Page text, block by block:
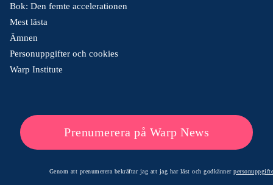
Bok: Den femte accelerationen
Mest lästa
Ämnen
Personuppgifter och cookies
Warp Institute
Prenumerera på Warp News
Genom att prenumerera bekräftar jag att jag har läst och godkänner